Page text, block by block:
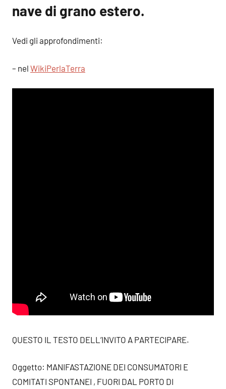
nave di grano estero.
Vedi gli approfondimenti:
– nel WikiPerlaTerra
QUESTO IL TESTO DELL’INVITO A PARTECIPARE.
Oggetto: MANIFASTAZIONE DEI CONSUMATORI E
COMITATI SPONTANEI , FUORI DAL PORTO DI